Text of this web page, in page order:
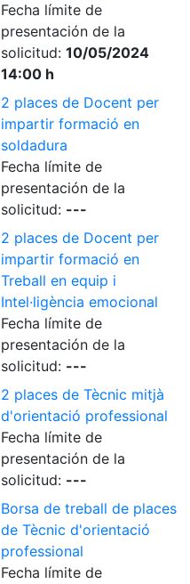
Fecha límite de
presentación de la
solicitud: 10/05/2024
14:00 h
2 places de Docent per
impartir formació en
soldadura
Fecha límite de
presentación de la
solicitud: ---
2 places de Docent per
impartir formació en
Treball en equip i
Intel·ligència emocional
Fecha límite de
presentación de la
solicitud: ---
2 places de Tècnic mitjà
d'orientació professional
Fecha límite de
presentación de la
solicitud: ---
Borsa de treball de places
de Tècnic d'orientació
professional
Fecha límite de